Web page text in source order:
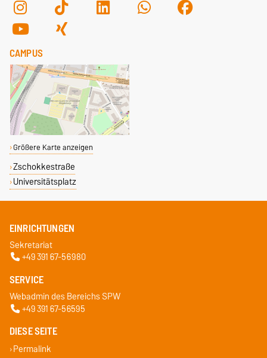
CAMPUS
Größere Karte anzeigen
Zschokkestraße
Universitätsplatz
EINRICHTUNGEN
Sekretariat
+49 391 67-56980
SERVICE
Webadmin des Bereichs SPW
+49 391 67-56595
DIESE SEITE
Permalink